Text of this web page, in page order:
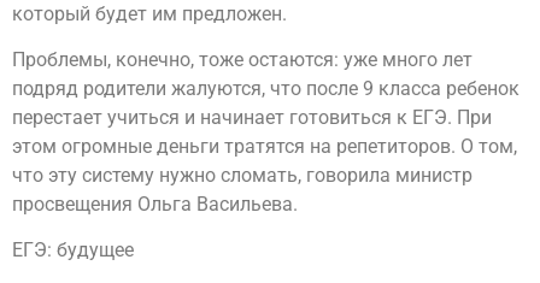
который будет им предложен.
Проблемы, конечно, тоже остаются: уже много лет
подряд родители жалуются, что после 9 класса ребенок
перестает учиться и начинает готовиться к ЕГЭ. При
этом огромные деньги тратятся на репетиторов. О том,
что эту систему нужно сломать, говорила министр
просвещения Ольга Васильева.
ЕГЭ: будущее